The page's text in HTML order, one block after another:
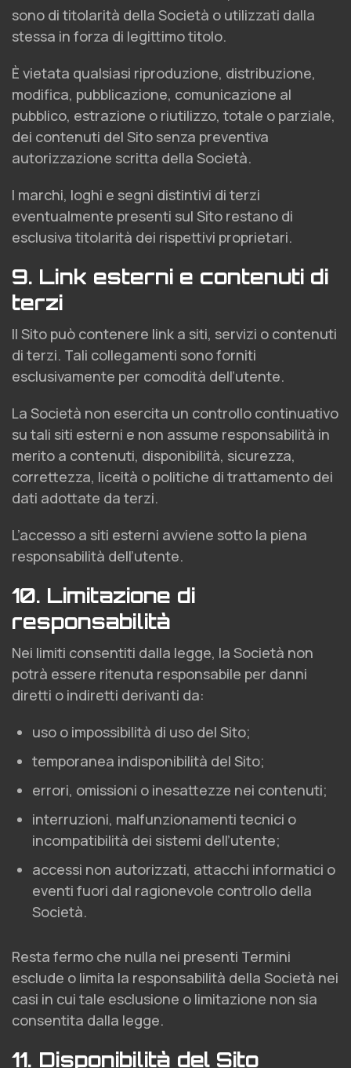
sono di titolarità della Società o utilizzati dalla
stessa in forza di legittimo titolo.
È vietata qualsiasi riproduzione, distribuzione,
modifica, pubblicazione, comunicazione al
pubblico, estrazione o riutilizzo, totale o parziale,
dei contenuti del Sito senza preventiva
autorizzazione scritta della Società.
I marchi, loghi e segni distintivi di terzi
eventualmente presenti sul Sito restano di
esclusiva titolarità dei rispettivi proprietari.
9. Link esterni e contenuti di
terzi
Il Sito può contenere link a siti, servizi o contenuti
di terzi. Tali collegamenti sono forniti
esclusivamente per comodità dell’utente.
La Società non esercita un controllo continuativo
su tali siti esterni e non assume responsabilità in
merito a contenuti, disponibilità, sicurezza,
correttezza, liceità o politiche di trattamento dei
dati adottate da terzi.
L’accesso a siti esterni avviene sotto la piena
responsabilità dell’utente.
10. Limitazione di
responsabilità
Nei limiti consentiti dalla legge, la Società non
potrà essere ritenuta responsabile per danni
diretti o indiretti derivanti da:
uso o impossibilità di uso del Sito;
temporanea indisponibilità del Sito;
errori, omissioni o inesattezze nei contenuti;
interruzioni, malfunzionamenti tecnici o
incompatibilità dei sistemi dell’utente;
accessi non autorizzati, attacchi informatici o
eventi fuori dal ragionevole controllo della
Società.
Resta fermo che nulla nei presenti Termini
esclude o limita la responsabilità della Società nei
casi in cui tale esclusione o limitazione non sia
consentita dalla legge.
11. Disponibilità del Sito